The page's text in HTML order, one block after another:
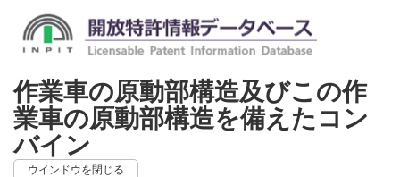
作業車の原動部構造及びこの作
業車の原動部構造を備えたコン
バイン
ウインドウを閉じる